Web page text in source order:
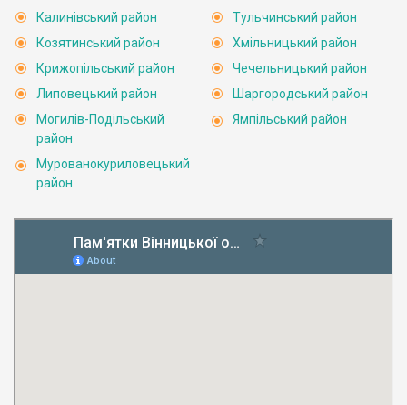
Калинівський район
Козятинський район
Крижопільський район
Липовецький район
Могилів-Подільський
район
Мурованокуриловецький
район
Тульчинський район
Хмільницький район
Чечельницький район
Шаргородський район
Ямпільський район